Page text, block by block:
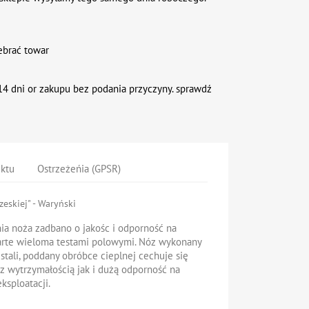
towar
dni or zakupu bez podania przyczyny. sprawdź
Ostrzeżeńia (GPSR)
- Waryński
noża zadbano o jakośc i odporność na
wieloma testami polowymi. Nóz wykonany
poddany obróbce cieplnej cechuje się
wytrzymałością jak i dużą odporność na